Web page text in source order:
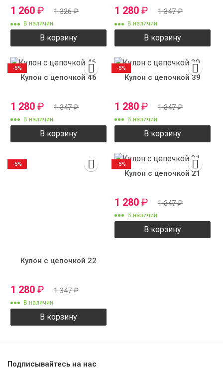
1 260 ₽ 1 326₽
В наличии
В корзину
1 280 ₽ 1 347₽
В наличии
В корзину
Кулон с цепочкой 46
1 280 ₽ 1 347₽
В наличии
В корзину
-5%
Кулон с цепочкой 39
1 280 ₽ 1 347₽
В наличии
В корзину
-5%
Кулон с цепочкой 22
1 280 ₽ 1 347₽
В наличии
В корзину
-5%
Кулон с цепочкой 21
1 280 ₽ 1 347₽
В наличии
В корзину
-5%
Подписывайтесь на нас